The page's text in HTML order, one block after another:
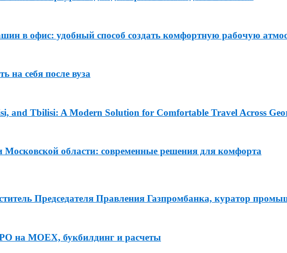
в офис: удобный способ создать комфортную рабочую
на себя после вуза
and Tbilisi: A Modern Solution for Comfortable Travel Across
Московской области: современные решения для комфорта
Председателя Правления Газпромбанка, куратор
на MOEX, букбилдинг и расчеты